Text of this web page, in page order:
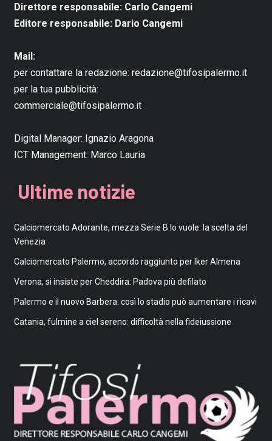
Direttore responsabile: Carlo Cangemi
Editore responsabile: Dario Cangemi
Mail:
per contattare la redazione: redazione@tifosipalermo.it
per la tua pubblicità:
commerciale@tifosipalermo.it
Digital Manager: Ignazio Aragona
ICT Management: Marco Lauria
Ultime notizie
Calciomercato Adorante, mezza Serie B lo vuole: la scelta del
Venezia
Calciomercato Palermo, accordo raggiunto per Iker Almena
Verona, si insiste per Cheddira: Padova più defilato
Palermo e il nuovo Barbera: così lo stadio può aumentare i ricavi
Catania, fulmine a ciel sereno: difficoltà nella fideiussione